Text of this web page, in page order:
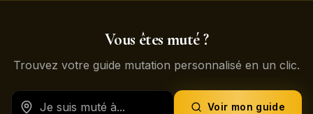
Vous êtes muté ?
Trouvez votre guide mutation personnalisé en un clic.
Voir mon guide